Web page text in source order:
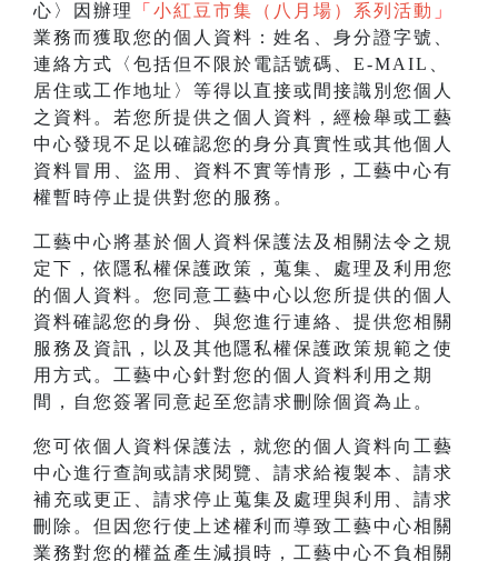
心〉因辦理
「 小紅豆市集（八月場）系列活動 」
業務而獲取您的個人資料：姓名、身分證字號、
連絡方式〈包括但不限於電話號碼、E-MAIL、
居住或工作地址〉等得以直接或間接識別您個人
之資料。若您所提供之個人資料，經檢舉或工藝
中心發現不足以確認您的身分真實性或其他個人
資料冒用、盜用、資料不實等情形，工藝中心有
權暫時停止提供對您的服務。
工藝中心將基於個人資料保護法及相關法令之規
定下，依隱私權保護政策，蒐集、處理及利用您
的個人資料。您同意工藝中心以您所提供的個人
資料確認您的身份、與您進行連絡、提供您相關
服務及資訊，以及其他隱私權保護政策規範之使
用方式。工藝中心針對您的個人資料利用之期
間，自您簽署同意起至您請求刪除個資為止。
您可依個人資料保護法，就您的個人資料向工藝
中心進行查詢或請求閱覽、請求給複製本、請求
補充或更正、請求停止蒐集及處理與利用、請求
刪除。但因您行使上述權利而導致工藝中心相關
業務對您的權益產生減損時，工藝中心不負相關